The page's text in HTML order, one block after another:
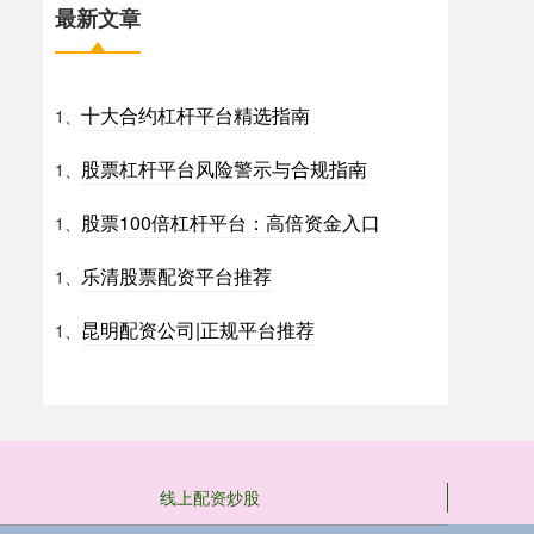
最新文章
1、 十大合约杠杆平台精选指南
1、 股票杠杆平台风险警示与合规指南
1、 股票100倍杠杆平台：高倍资金入口
1、 乐清股票配资平台推荐
1、 昆明配资公司|正规平台推荐
线上配资炒股